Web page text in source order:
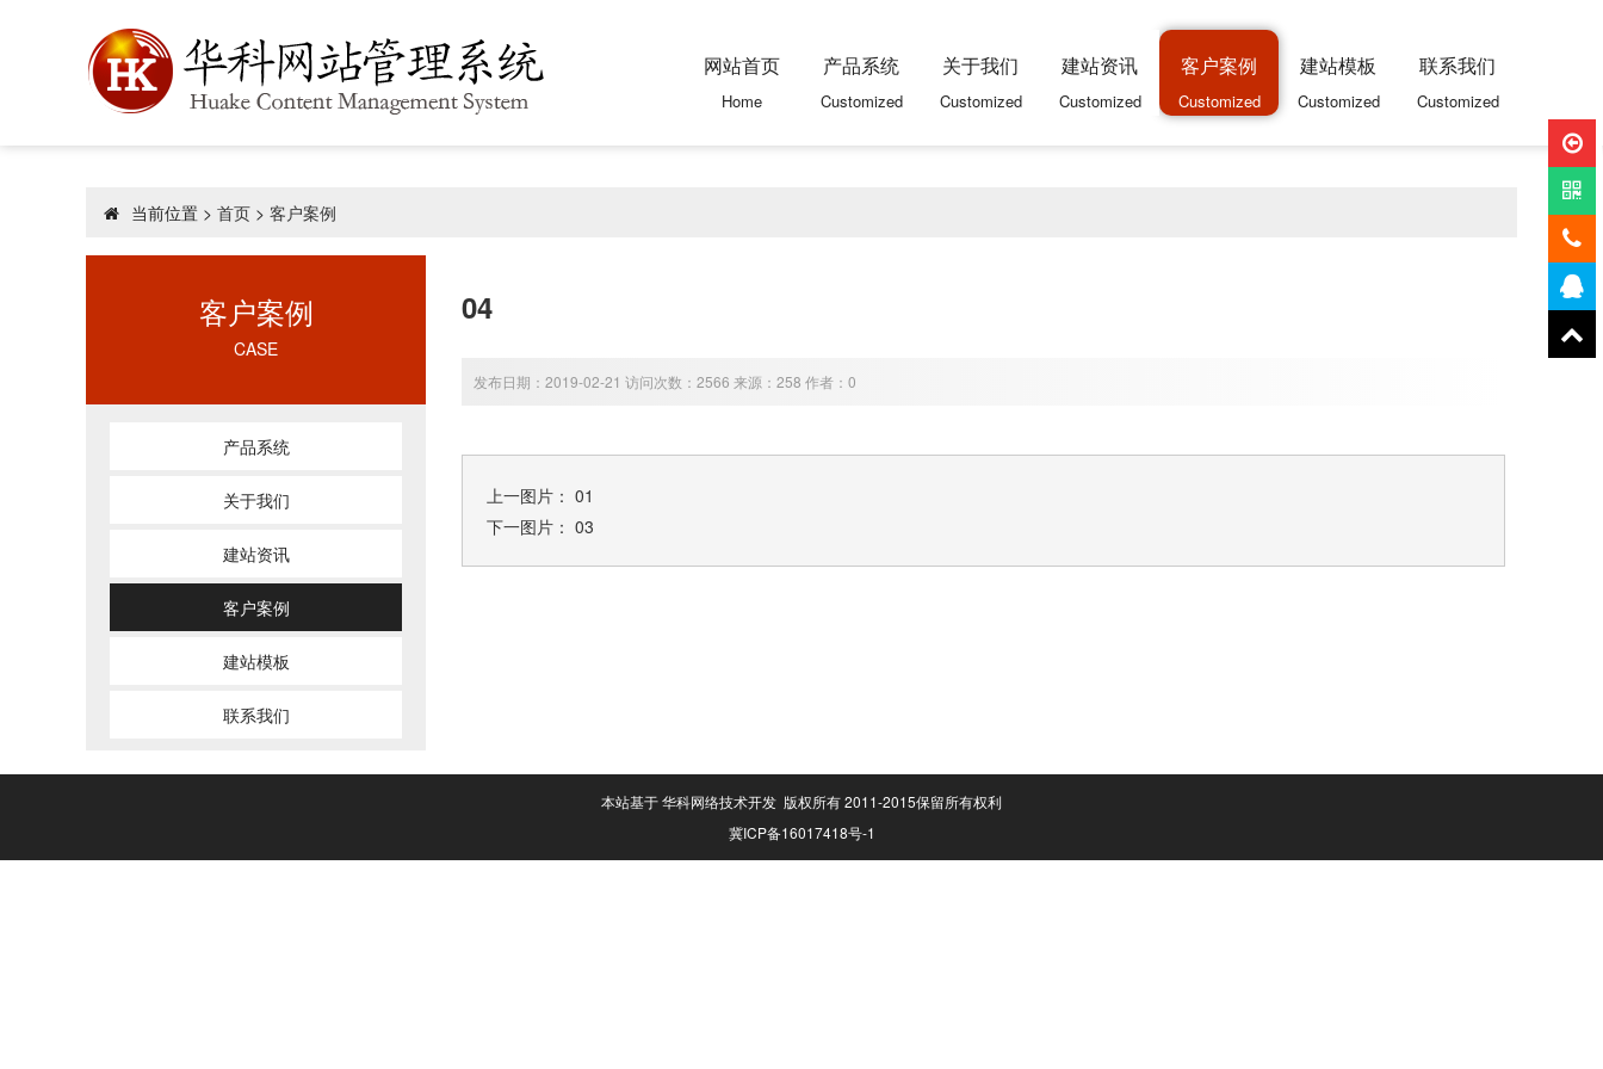
联系我们
Customized
建站模板
Customized
客户案例
Customized
建站资讯
Customized
关于我们
Customized
产品系统
Customized
网站首页
Home
当前位置 > 首页 > 客户案例
客户案例
CASE
产品系统
关于我们
建站资讯
客户案例
建站模板
联系我们
04
发布日期：2019-02-21 访问次数：2566 来源：258 作者：0
上一图片： 01
下一图片： 03
本站基于 华科网络技术开发 版权所有 2011-2015保留所有权利
冀ICP备16017418号-1